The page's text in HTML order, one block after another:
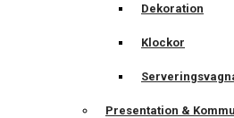
Dekoration
Klockor
Presentation &